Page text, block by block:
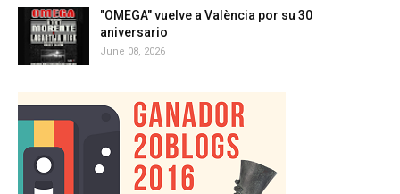
"OMEGA" vuelve a València por su 30
aniversario
June 08, 2026